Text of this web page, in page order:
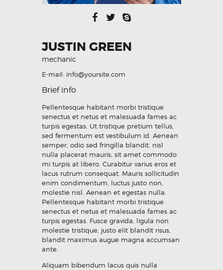
JUSTIN GREEN
mechanic
E-mail: info@yoursite.com
Brief info
Pellentesque habitant morbi tristique
senectus et netus et malesuada fames ac
turpis egestas. Ut tristique pretium tellus,
sed fermentum est vestibulum id. Aenean
semper, odio sed fringilla blandit, nisl
nulla placerat mauris, sit amet commodo
mi turpis at libero. Curabitur varius eros et
lacus rutrum consequat. Mauris sollicitudin
enim condimentum, luctus justo non,
molestie nisl. Aenean et egestas nulla.
Pellentesque habitant morbi tristique
senectus et netus et malesuada fames ac
turpis egestas. Fusce gravida, ligula non
molestie tristique, justo elit blandit risus,
blandit maximus augue magna accumsan
ante.
Aliquam bibendum lacus quis nulla